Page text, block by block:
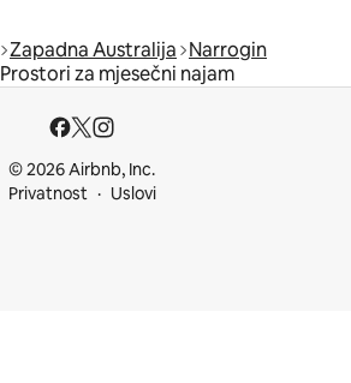
Zapadna Australija Narrogin
Prostori za mjesečni najam
© 2026 Airbnb, Inc.
Privatnost
Uslovi